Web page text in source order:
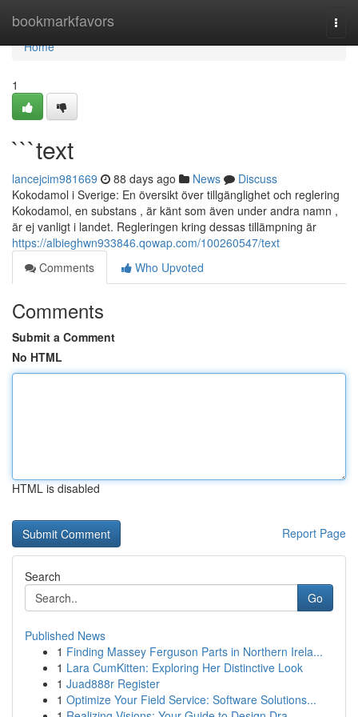
bookmarkfavors
Home
Home
1
```text
lancejcim981669 88 days ago News
Discuss
Kokodamol i Sverige: En översikt över tillgänglighet och reglering
Kokodamol, en substans , är känt som även under andra namn ,
är ej vanligt i landet. Regleringen kring dessas tillämpning är
https://albieghwn933846.qowap.com/100260547/text
Comments
Who Upvoted
Comments
Submit a Comment
No HTML
HTML is disabled
Report Page
Search
Go
Published News
1 Finding Massey Ferguson Parts in Northern Irela...
1 Lara CumKitten: Exploring Her Distinctive Look
1 Juad888r Register
1 Optimize Your Field Service: Software Solutions...